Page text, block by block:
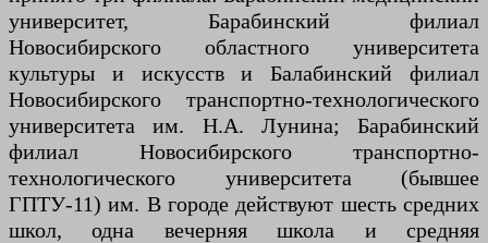
университет, Барабинский филиал
Новосибирского областного университета
культуры и искусств и Балабинский филиал
Новосибирского транспортно-технологического
университета им. Н.А. Лунина; Барабинский
филиал Новосибирского транспортно-
технологического университета (бывшее
ГПТУ-11) им. В городе действуют шесть средних
школ, одна вечерняя школа и средняя